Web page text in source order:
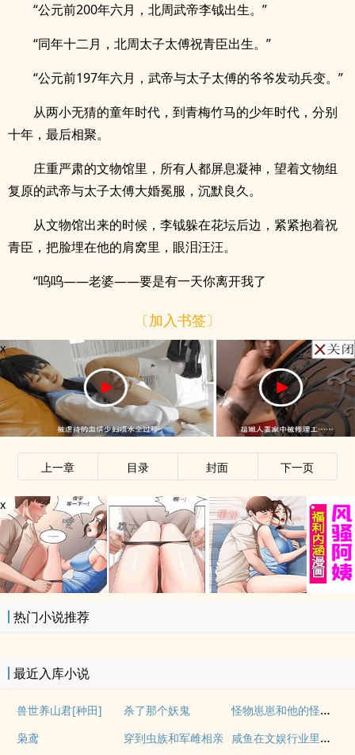
“公元前200年六月，北周武帝李钺出生。”
“同年十二月，北周太子太傅祝青臣出生。”
“公元前197年六月，武帝与太子太傅的爷爷发动兵变。”
从两小无猜的童年时代，到青梅竹马的少年时代，分别
十年，最后相聚。
庄重严肃的文物馆里，所有人都屏息凝神，望着文物组
复原的武帝与太子太傅大婚冕服，沉默良久。
从文物馆出来的时候，李钺躲在花坛后边，紧紧抱着祝
青臣，把脸埋在他的肩窝里，眼泪汪汪。
“呜呜——老婆——要是有一天你离开我了
〔加入书签〕
x
上一章 目录 封面 下一页
x
热门小说推荐
最近入库小说
兽世养山君[种田] 杀了那个妖鬼 怪物崽崽和他的怪物监护人
枭鸢 穿到虫族和军雌相亲 咸鱼在文娱行业里疯狂内卷